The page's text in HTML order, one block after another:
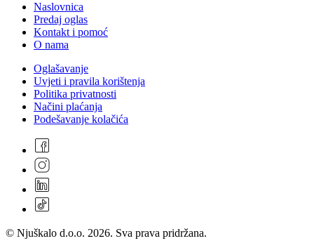
Naslovnica
Predaj oglas
Kontakt i pomoć
O nama
Oglašavanje
Uvjeti i pravila korištenja
Politika privatnosti
Načini plaćanja
Podešavanje kolačića
© Njuškalo d.o.o. 2026. Sva prava pridržana.